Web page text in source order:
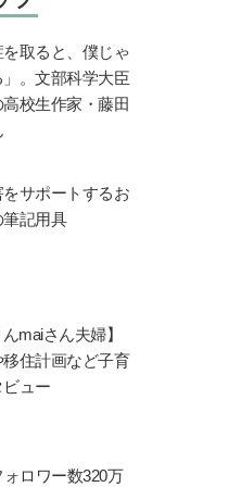
を取ると、僕じゃ
。文部科学大臣
校生作家・藤田
サポートするお
記用具
んmaiさん夫婦】
住計画など子育
ュー
ロワー数320万